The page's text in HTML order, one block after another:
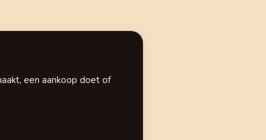
een aankoop doet of